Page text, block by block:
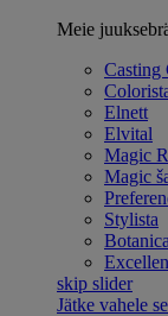
Meie
Casting
Elnett
Elvital
Magic
Magic
Stylista
skip slider
Jätke vahele